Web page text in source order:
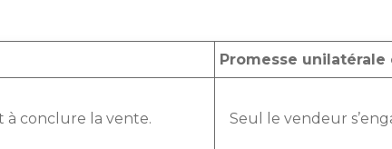
Promesse unilatérale
à conclure la vente. Seul le vendeur